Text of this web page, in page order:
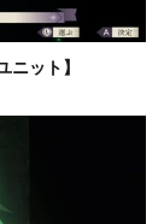
ット】